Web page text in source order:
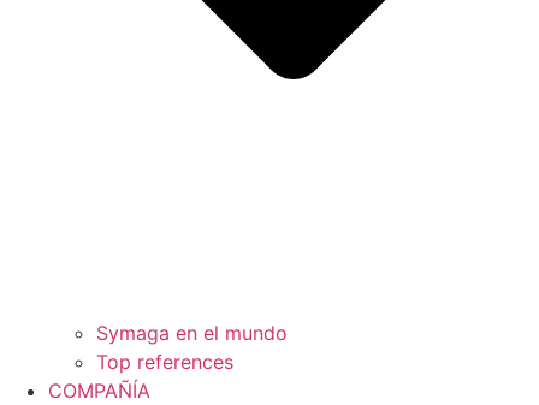
Symaga en el mundo
Top references
COMPAÑÍA